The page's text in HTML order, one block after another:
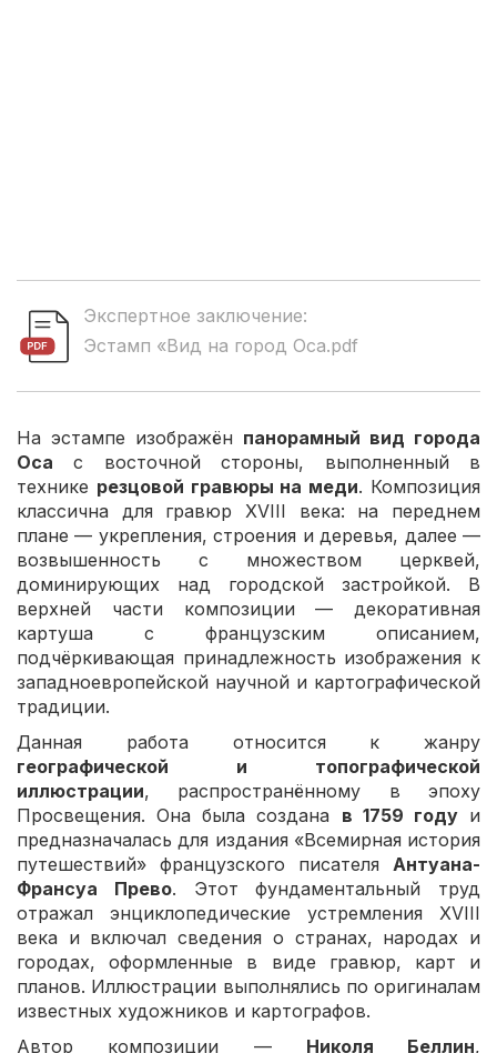
Экспертное заключение:
Эстамп «Вид на город Оса.pdf
На эстампе изображён панорамный вид города
Оса с восточной стороны, выполненный в
технике резцовой гравюры на меди. Композиция
классична для гравюр XVIII века: на переднем
плане — укрепления, строения и деревья, далее —
возвышенность с множеством церквей,
доминирующих над городской застройкой. В
верхней части композиции — декоративная
картуша с французским описанием,
подчёркивающая принадлежность изображения к
западноевропейской научной и картографической
традиции.
Данная работа относится к жанру
географической и топографической
иллюстрации, распространённому в эпоху
Просвещения. Она была создана в 1759 годуи
предназначалась для издания «Всемирная история
путешествий» французского писателя Антуана-
Франсуа Прево. Этот фундаментальный труд
отражал энциклопедические устремления XVIII
века и включал сведения о странах, народах и
городах, оформленные в виде гравюр, карт и
планов. Иллюстрации выполнялись по оригиналам
известных художников и картографов.
Автор композиции — Николя Беллин,